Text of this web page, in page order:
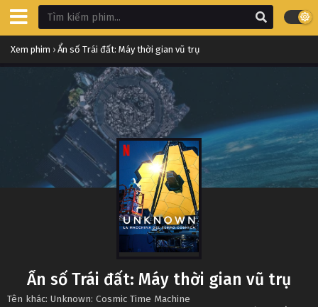
Xem phim › Ẩn số Trái đất: Máy thời gian vũ trụ
Ẩn số Trái đất: Máy thời gian vũ trụ
Tên khác: Unknown: Cosmic Time Machine